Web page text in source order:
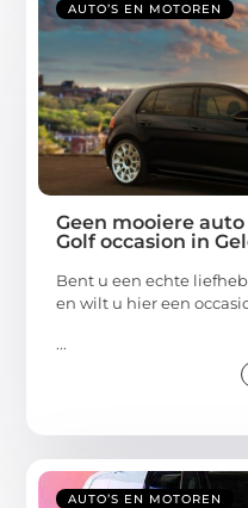
AUTO’S EN MOTOREN
Geen mooiere
Golf occasion in
Bent u een echte
en wilt u hier een
...
AUTO’S EN MOTOREN